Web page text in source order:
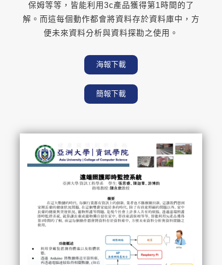
保姆等等，皆能利用3c產品獲得第1時間的了
解。而這每個動作都會將資料存於資料庫中，方
便未來資料分析與資料探勘之使用。
海報下載
簡報下載